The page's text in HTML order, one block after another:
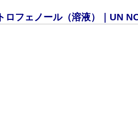
ロフェノール（溶液）｜UN